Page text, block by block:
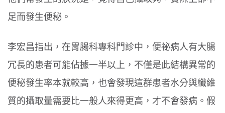
足而發生便秘。
李宏昌指出，在胃腸科專科門診中，便祕病人有大腸
冗長的患者可能佔據一半以上，不僅是此結構異常的
便秘發生率本就較高，也會發現這群患者水分與纖維
質的攝取量需要比一般人來得更高，才不會發病。假